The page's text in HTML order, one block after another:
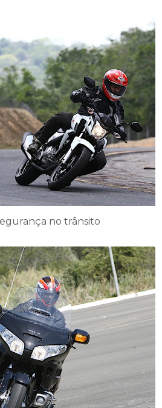
no trânsito